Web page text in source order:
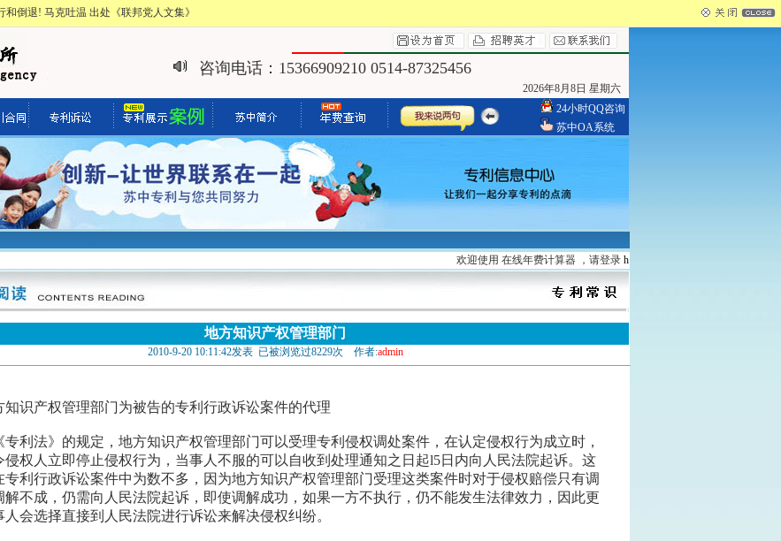
倒退! 马克吐温 出处《联邦党人文集》
咨询电话：15366909210 0514-87325456
2026年8月8日 星期六
24小时QQ咨询
苏中OA系统
欢迎使用 在线年费计算器 ，请登录http://www.yzszzl.com/search/
地方知识产权管理部门
2010-9-20 10:11:42发表 已被浏览过8229次 作者:admin
识产权管理部门为被告的专利行政诉讼案件的代理
专利法》的规定，地方知识产权管理部门可以受理专利侵权调处案件，在认定侵权行为成立时，
侵权人立即停止侵权行为，当事人不服的可以自收到处理通知之日起l5日内向人民法院起诉。这
专利行政诉讼案件中为数不多，因为地方知识产权管理部门受理这类案件时对于侵权赔偿只有调
解不成，仍需向人民法院起诉，即使调解成功，如果一方不执行，仍不能发生法律效力，因此更
人会选择直接到人民法院进行诉讼来解决侵权纠纷。